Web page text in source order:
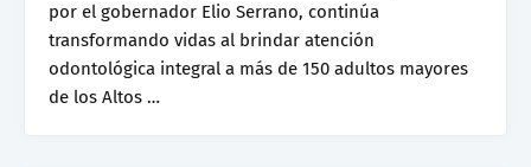
por el gobernador Elio Serrano, continúa
transformando vidas al brindar atención
odontológica integral a más de 150 adultos mayores
de los Altos …